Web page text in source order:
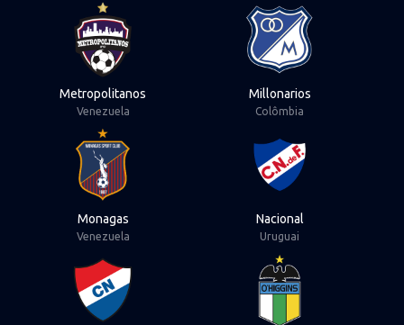
View Metropolitanos
Metropolitanos
Venezuela
View Millonarios
Millonarios
Colômbia
View Monagas
Monagas
Venezuela
Nacional
Uruguai
View Nacional Asunción View O'Higgins